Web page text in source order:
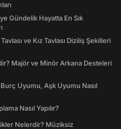
Gündelik Hayatta En Sık
ve Kız Tavlası Diziliş Şekilleri
Majör ve Minör Arkana Desteleri
Uyumu, Aşk Uyumu Nasıl
Nasıl Yapılır?
Nelerdir? Müziksiz